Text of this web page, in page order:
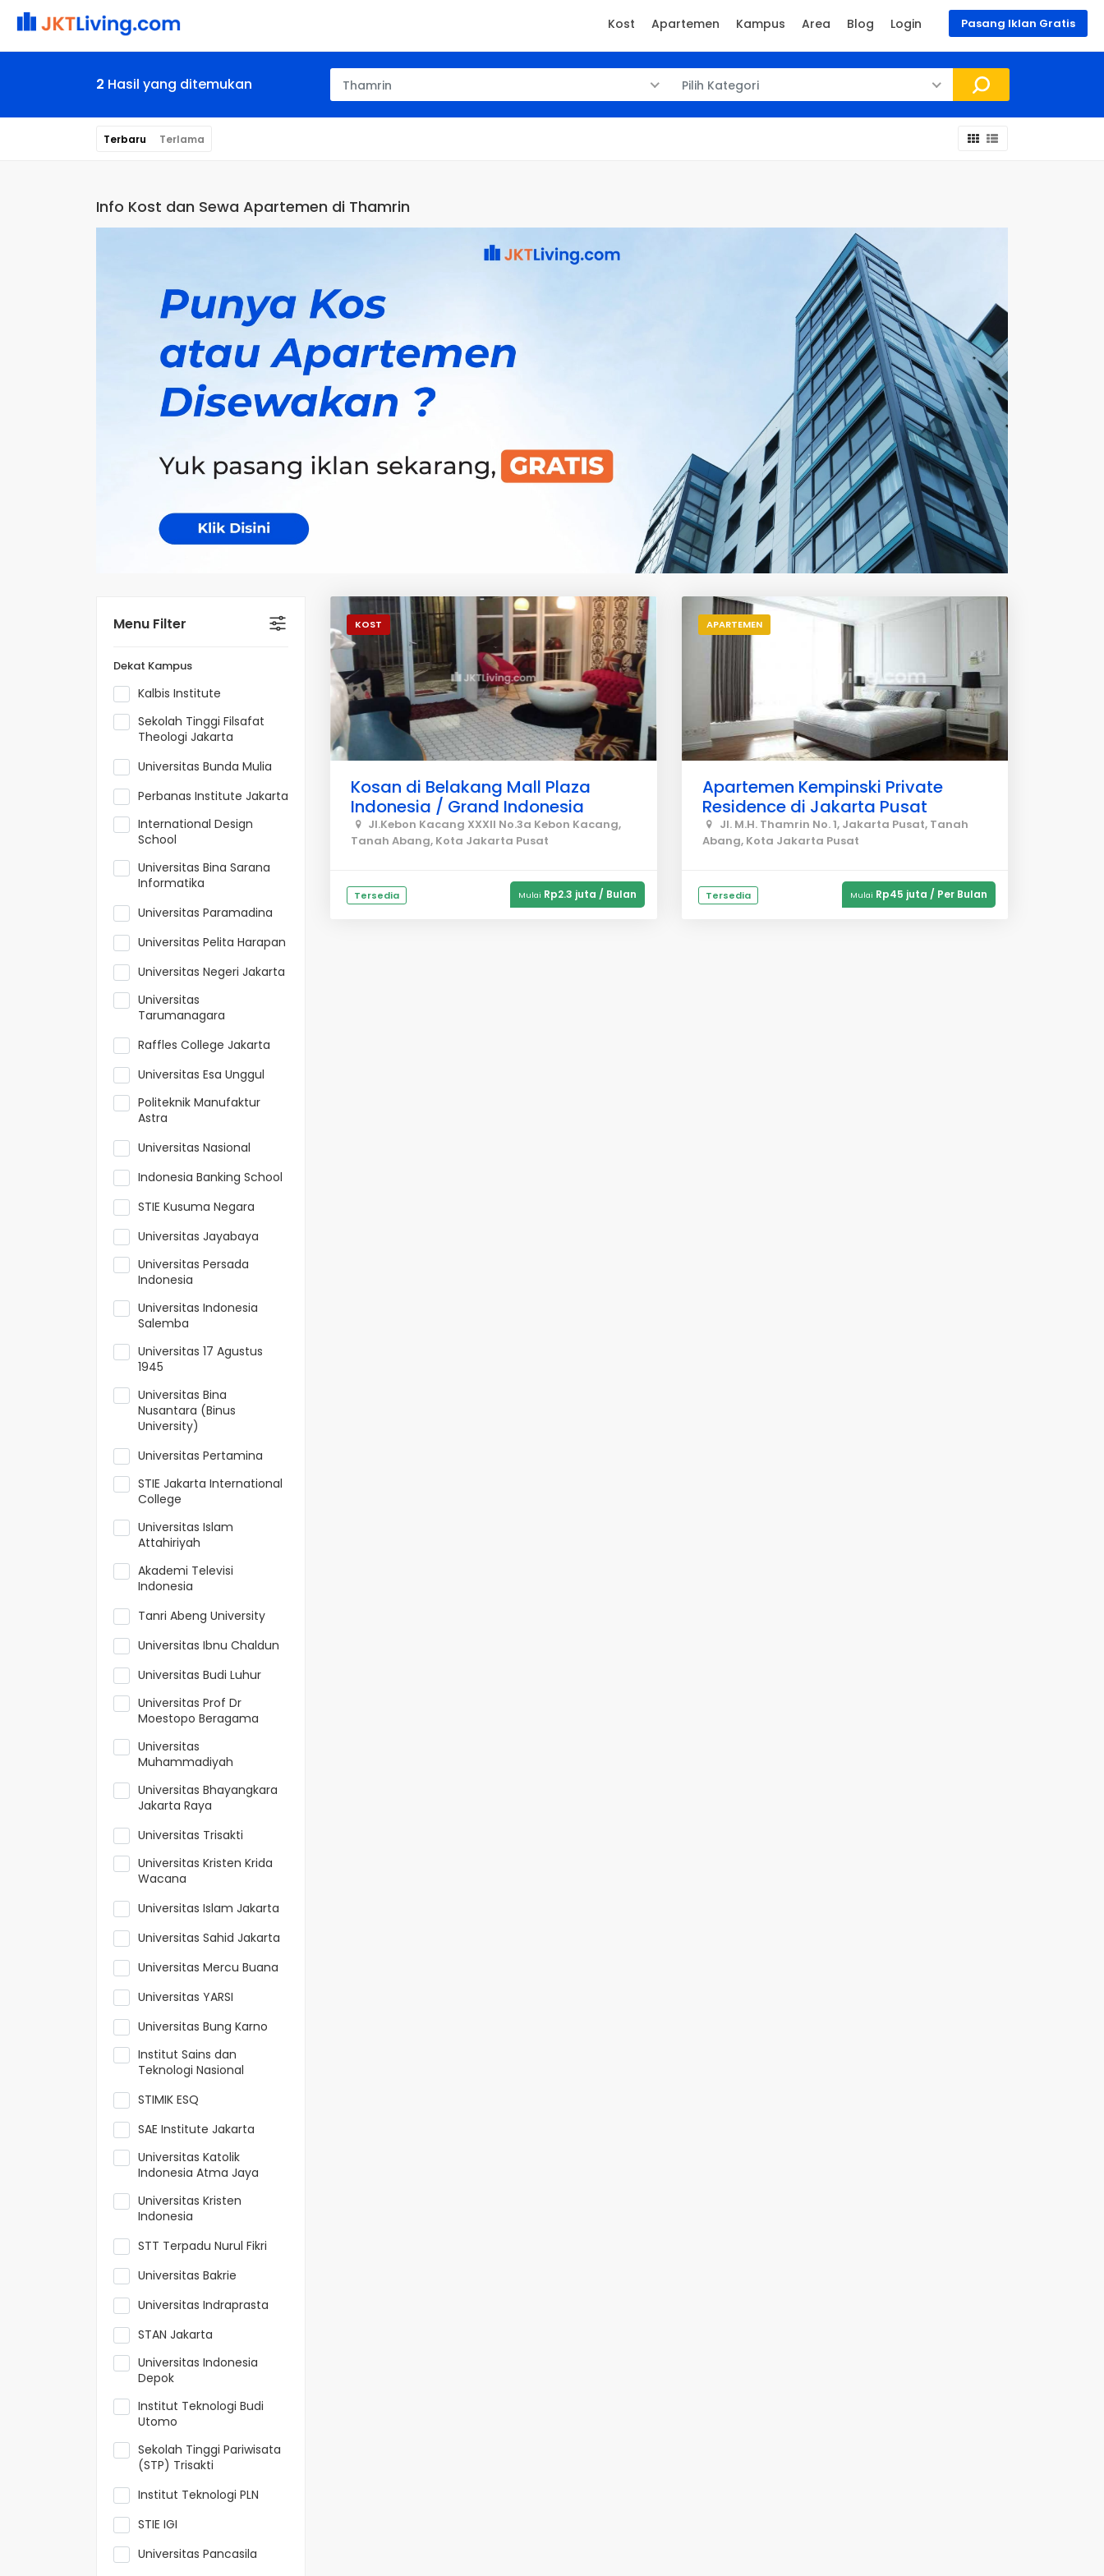
Pasang Iklan Gratis
Kost Apartemen Kampus Area Blog Login
2 Hasil yang ditemukan Thamrin Pilih Kategori
Terbaru Terlama
Info Kost dan Sewa Apartemen di Thamrin
Menu Filter
Dekat Kampus
Kalbis Institute
Sekolah Tinggi Filsafat
Theologi Jakarta
Universitas Bunda Mulia
Perbanas Institute Jakarta
International Design
School
Universitas Bina Sarana
Informatika
Universitas Paramadina
Universitas Pelita Harapan
Universitas Negeri Jakarta
Universitas
Tarumanagara
Raffles College Jakarta
Universitas Esa Unggul
Politeknik Manufaktur
Astra
Universitas Nasional
Indonesia Banking School
STIE Kusuma Negara
Universitas Jayabaya
Universitas Persada
Indonesia
Universitas Indonesia
Salemba
Universitas 17 Agustus
1945
Universitas Bina
Nusantara (Binus
University)
Universitas Pertamina
STIE Jakarta International
College
Universitas Islam
Attahiriyah
Akademi Televisi
Indonesia
Tanri Abeng University
Universitas Ibnu Chaldun
Universitas Budi Luhur
Universitas Prof Dr
Moestopo Beragama
Universitas
Muhammadiyah
Universitas Bhayangkara
Jakarta Raya
Universitas Trisakti
Universitas Kristen Krida
Wacana
Universitas Islam Jakarta
Universitas Sahid Jakarta
Universitas Mercu Buana
Universitas YARSI
Universitas Bung Karno
Institut Sains dan
Teknologi Nasional
STIMIK ESQ
SAE Institute Jakarta
Universitas Katolik
Indonesia Atma Jaya
Universitas Kristen
Indonesia
STT Terpadu Nurul Fikri
Universitas Bakrie
Universitas Indraprasta
STAN Jakarta
Universitas Indonesia
Depok
Institut Teknologi Budi
Utomo
Sekolah Tinggi Pariwisata
(STP) Trisakti
Institut Teknologi PLN
STIE IGI
Universitas Pancasila
KOST
Kosan di Belakang Mall Plaza
Indonesia / Grand Indonesia
Jl.Kebon Kacang XXXII No.3a Kebon Kacang,
Tanah Abang, Kota Jakarta Pusat
Tersedia Mulai Rp2.3 juta / Bulan
APARTEMEN
Apartemen Kempinski Private
Residence di Jakarta Pusat
Jl. M.H. Thamrin No. 1, Jakarta Pusat, Tanah
Abang, Kota Jakarta Pusat
Tersedia Mulai Rp45 juta / Per Bulan